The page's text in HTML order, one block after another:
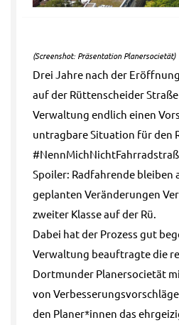
(Screenshot: Präsentation Planersocietät)
Drei Jahre nach der
auf der Rüttenscheider
Verwaltung endlich einen
untragbare Situation für den
Spoiler: Radfahrende bleiben
geplanten Veränderungen
zweiter Klasse auf der Rü.
Dabei hat der Prozess gut
Verwaltung beauftragte die
Dortmunder Planersocietät
von
den Planer*innen das